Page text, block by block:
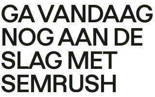
GA VANDAAG
NOG AAN DE
SLAG MET
SEMRUSH